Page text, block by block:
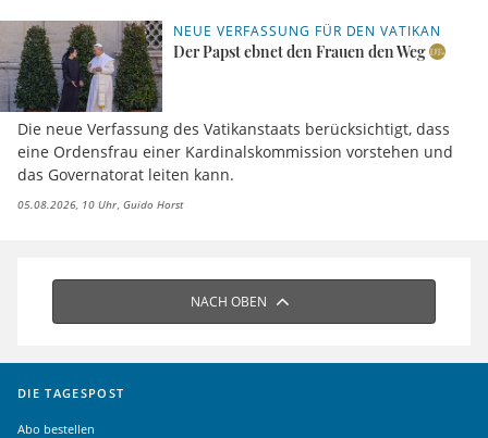
NEUE VERFASSUNG FÜR DEN VATIKAN
Der Papst ebnet den Frauen den Weg
Die neue Verfassung des Vatikanstaats berücksichtigt, dass
eine Ordensfrau einer Kardinalskommission vorstehen und
das Governatorat leiten kann.
05.08.2026, 10 Uhr Guido Horst
NACH OBEN
DIE TAGESPOST
Abo bestellen